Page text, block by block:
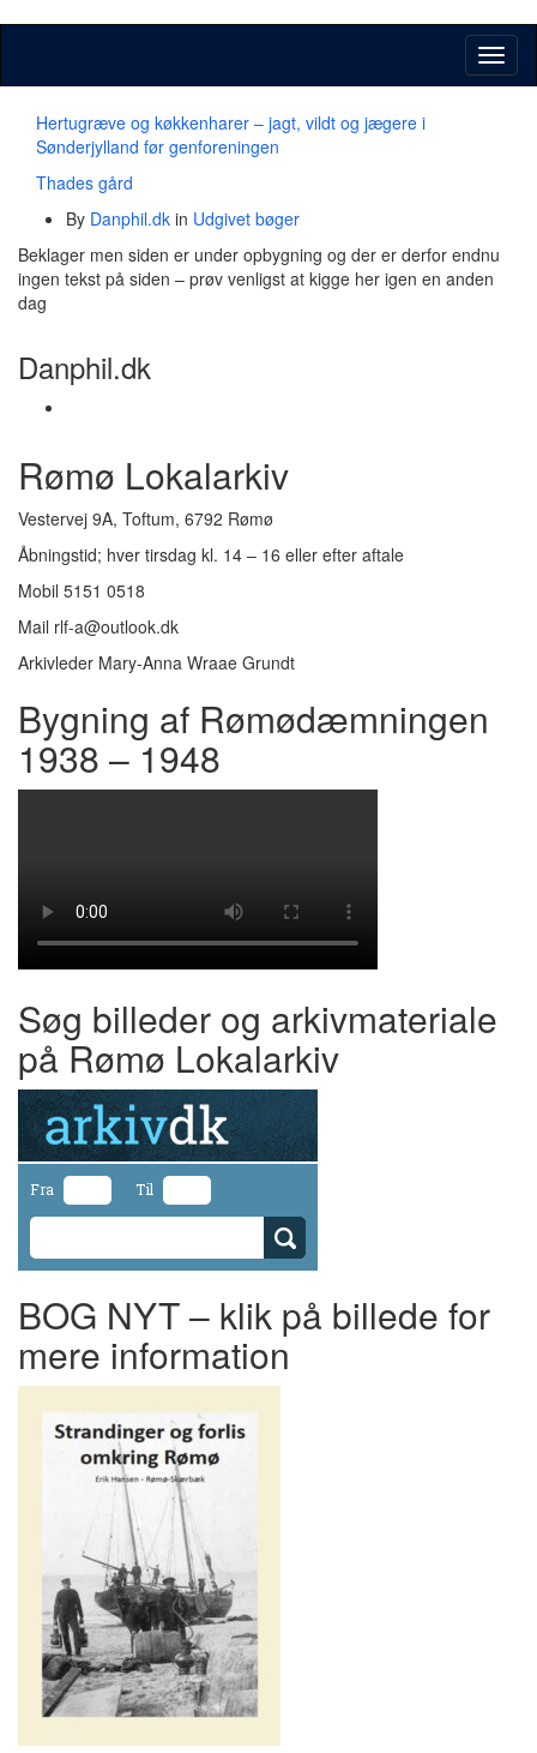
Hertugræve og køkkenharer – jagt, vildt og jægere i
Sønderjylland før genforeningen
Thades gård
By Danphil.dk in Udgivet bøger
Beklager men siden er under opbygning og der er derfor endnu
ingen tekst på siden – prøv venligst at kigge her igen en anden
dag
Danphil.dk
Rømø Lokalarkiv
Vestervej 9A, Toftum, 6792 Rømø
Åbningstid; hver tirsdag kl. 14 – 16 eller efter aftale
Mobil 5151 0518
Mail rlf-a@outlook.dk
Arkivleder Mary-Anna Wraae Grundt
Bygning af Rømødæmningen
1938 – 1948
Søg billeder og arkivmateriale
på Rømø Lokalarkiv
Fra Til
BOG NYT – klik på billede for
mere information